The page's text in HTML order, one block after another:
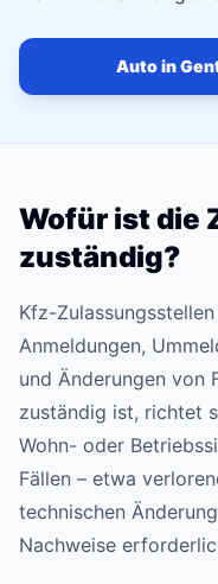
Auto in
Wofür ist die
zuständig?
Kfz-
Anmeldungen,
und Änderungen von
zuständig ist, richtet
Wohn- oder
Fällen – etwa
technischen
Nachweise